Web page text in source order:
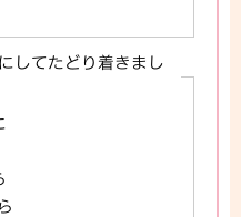
してたどり着きまし